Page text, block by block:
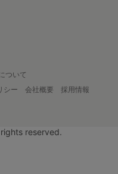
ついて
シー 会社概要
採用情報
reserved.